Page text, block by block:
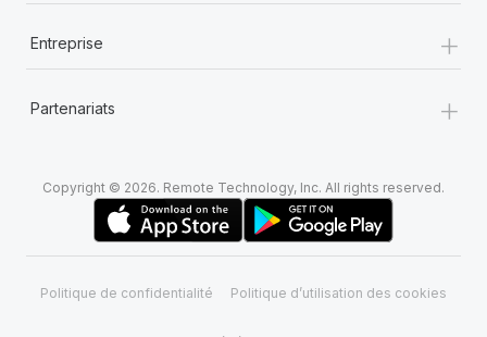
Entreprise +
Partenariats +
Copyright © 2026. Remote Technology, Inc. All rights reserved.
Politique de confidentialité Politique d’utilisation des cookies